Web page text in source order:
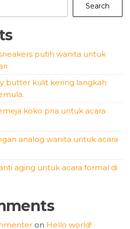
Search
putih wanita untuk
butter kulit kering langkah
koko pria untuk acara
analog wanita untuk acara
aging untuk acara formal di
on Hello world!